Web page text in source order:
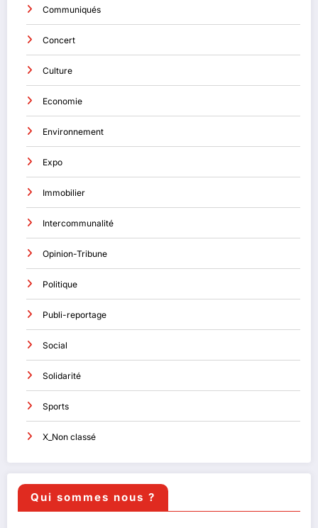
Communiqués
Concert
Culture
Economie
Environnement
Expo
Immobilier
Intercommunalité
Opinion-Tribune
Politique
Publi-reportage
Social
Solidarité
Sports
X_Non classé
Qui sommes nous ?